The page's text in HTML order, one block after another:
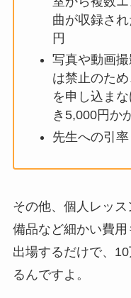
曲が収録さ
円
写真や動画
は禁止のた
を申し込ま
き5,000円か
先生への引
その他、個人レッ
備品など細かい費
出場するだけで、
るんですよ。